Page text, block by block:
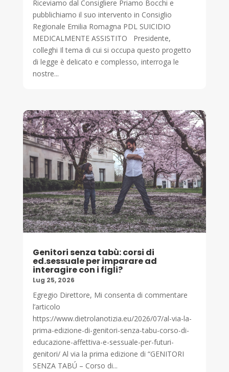
Riceviamo dal Consigliere Priamo Bocchi e
pubblichiamo il suo intervento in Consiglio
Regionale Emilia Romagna PDL SUICIDIO
MEDICALMENTE ASSISTITO Presidente,
colleghi Il tema di cui si occupa questo progetto
di legge è delicato e complesso, interroga le
nostre...
Genitori senza tabù: corsi di
ed.sessuale per imparare ad
interagire con i figli?
Lug 25, 2026
Egregio Direttore, Mi consenta di commentare
l’articolo
https://www.dietrolanotizia.eu/2026/07/al-via-la-
prima-edizione-di-genitori-senza-tabu-corso-di-
educazione-affettiva-e-sessuale-per-futuri-
genitori/ Al via la prima edizione di “GENITORI
SENZA TABÚ – Corso di...